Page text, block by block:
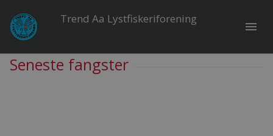
Trend Aa Lystfiskeriforening
menu
Seneste fangster